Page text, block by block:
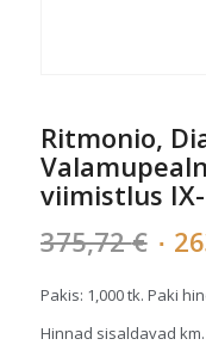
Ritmonio,
viimistlus
375,72€
oli:
Pakis: 1,000 tk. Paki
Hinnad sisaldavad km.